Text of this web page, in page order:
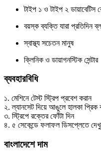
টাইপ ১ ও টাইপ ২ ডায়াবেটিস
বয়স্ক ব্যক্তি যারা প্রতিদিন
স্বাস্থ্য সচেতন মানুষ
ক্লিনিক ও ডায়াগনস্টিক সেন্টার
ব্যবহারবিধি
১. মেশিনে টেস্ট স্ট্রিপ প্রবেশ করান
২. ল্যানসেট দিয়ে আঙুলে হালকা
৩. স্ট্রিপে রক্তের ফোঁটা দিন
৪. ৫ সেকেন্ডে ফলাফল ডিসপ্লেতে
বাংলাদেশে দাম